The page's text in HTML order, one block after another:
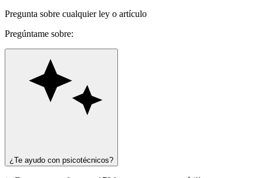
Pregunta sobre cualquier ley o artículo
Pregúntame sobre:
¿Te ayudo con psicotécnicos?